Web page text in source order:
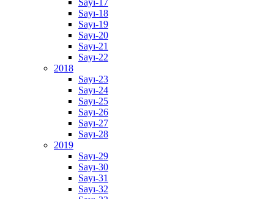
Sayı-18
Sayı-19
Sayı-20
Sayı-21
Sayı-22
2018
Sayı-23
Sayı-24
Sayı-25
Sayı-26
Sayı-27
Sayı-28
2019
Sayı-29
Sayı-30
Sayı-31
Sayı-32